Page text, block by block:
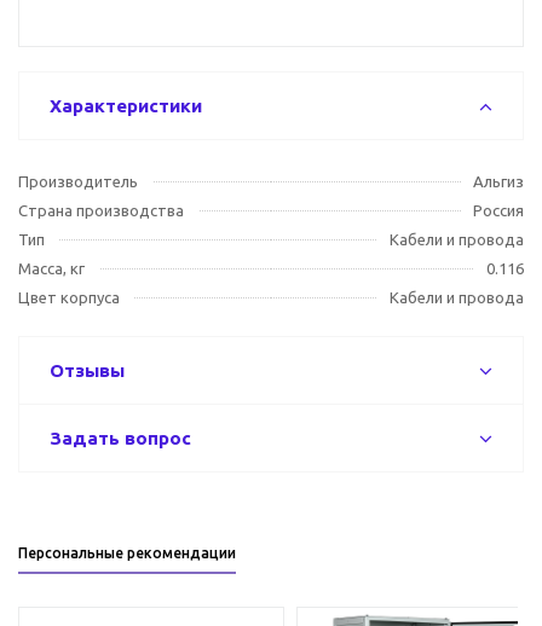
Характеристики
Производитель
Альгиз
Страна производства
Россия
Тип
Кабели и провода
Масса, кг
0.116
Цвет корпуса
Кабели и провода
Отзывы
Задать вопрос
Персональные рекомендации